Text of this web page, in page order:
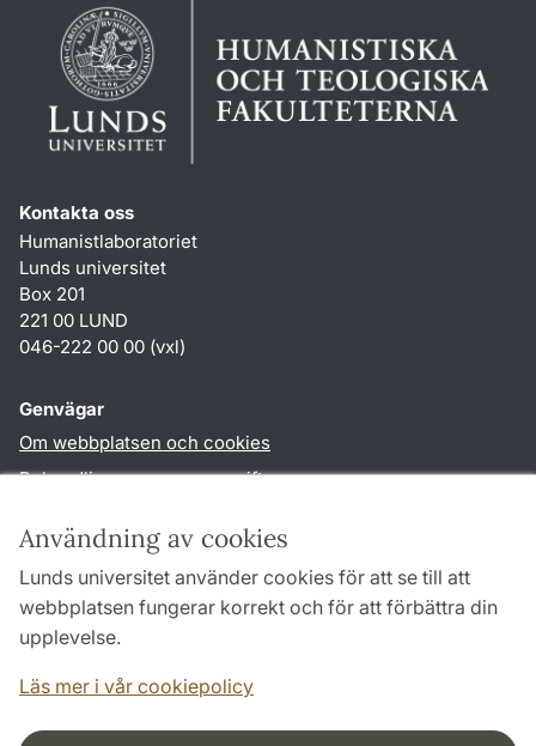
Användning av cookies
Lunds universitet använder cookies för att se till att
webbplatsen fungerar korrekt och för att förbättra din
upplevelse.
Läs mer i vår cookiepolicy
Kontakta oss
Humanistlaboratoriet
Lunds universitet
Box 201
221 00 LUND
046-222 00 00 (vxl)
Genvägar
Om webbplatsen och cookies
Behandling av personuppgifter
TYPO3-login
Följ oss i sociala medier
LinkedIn